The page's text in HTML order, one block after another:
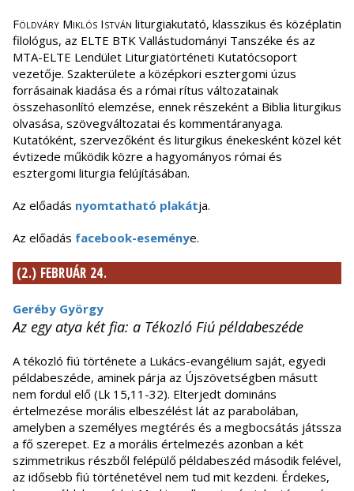
Földváry Miklós István liturgiakutató, klasszikus és középlatin
filológus, az ELTE BTK Vallástudományi Tanszéke és az
MTA-ELTE Lendület Liturgiatörténeti Kutatócsoport
vezetője. Szakterülete a középkori esztergomi úzus
forrásainak kiadása és a római rítus változatainak
összehasonlító elemzése, ennek részeként a Biblia liturgikus
olvasása, szövegváltozatai és kommentáranyaga.
Kutatóként, szervezőként és liturgikus énekesként közel két
évtizede működik közre a hagyományos római és
esztergomi liturgia felújításában.
Az előadás nyomtatható plakátja.
Az előadás facebook-eseménye.
(2.) FEBRUÁR 24.
Geréby György
Az egy atya két fia: a Tékozló Fiú példabeszéde
A tékozló fiú története a Lukács-evangélium saját, egyedi
példabeszéde, aminek párja az Újszövetségben másutt
nem fordul elő (Lk 15,11-32). Elterjedt domináns
értelmezése morális elbeszélést lát az parabolában,
amelyben a személyes megtérés és a megbocsátás játssza
a fő szerepet. Ez a morális értelmezés azonban a két
szimmetrikus részből felépülő példabeszéd második felével,
az idősebb fiú történetével nem tud mit kezdeni. Érdekes,